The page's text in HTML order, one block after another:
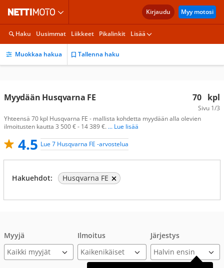
Kirjaudu Myy motosi
Haku Uusimmat Liikkeet Pikalinkit Lisää
Muokkaa hakua Tallenna haku
70 kpl
Sivu 1/3
Myydään Husqvarna FE
Yhteensä 70 kpl Husqvarna FE - mallista kohdetta myydään alla olevien
ilmoitusten kautta 3 500 € - 14 389 €. ... Lue lisää
4.5 Lue 7 Husqvarna FE -arvostelua
Hakuehdot: Husqvarna FE
Myyjä
Kaikki myyjät
Ilmoitus Järjestys